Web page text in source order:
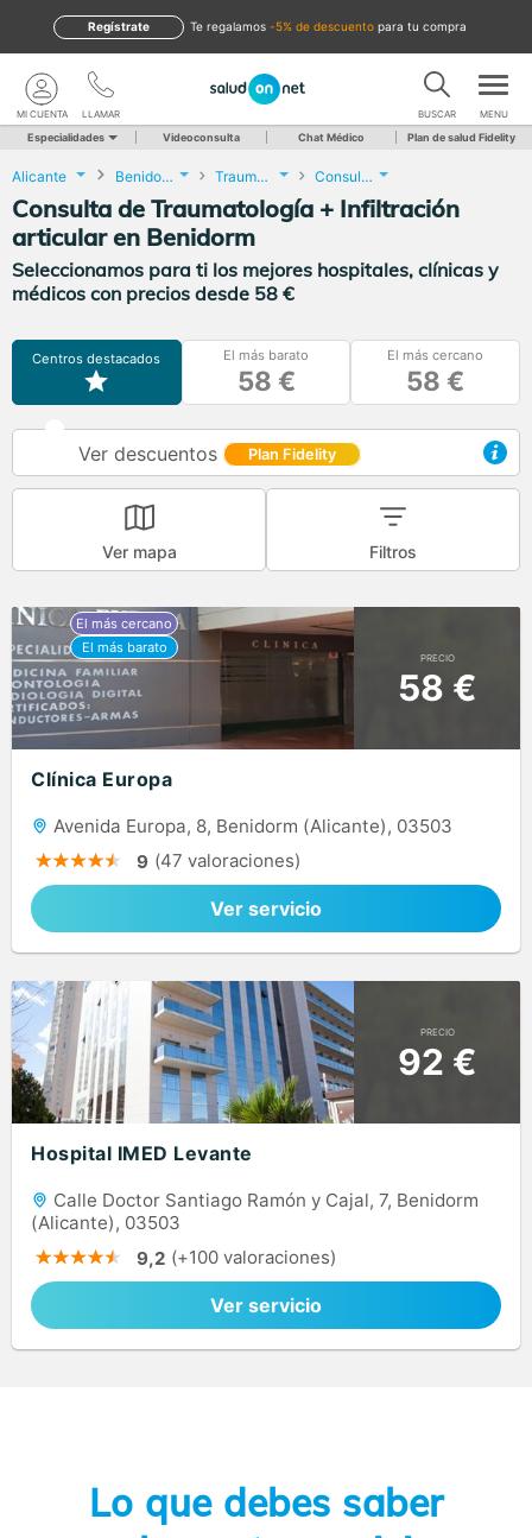
te regalamos -5% de descuento para tu compra
Regístrate
LLAMAR
MI CUENTA BUSCAR MENU
Especialidades Videoconsulta Chat Médico Plan de salud Fidelity
Alicante Benidorm Traumatología y Cirugía Ortopédica Consulta de Traumatología + Infiltración articular
Consulta de Traumatología + Infiltración
articular en Benidorm
Seleccionamos para ti los mejores hospitales, clínicas y
médicos con precios desde 58 €
Centros destacados El más barato
58 €
El más cercano
58 €
Ver descuentos Plan Fidelity
Ver mapa Filtros
PRECIO
58 €
Clínica Europa
Avenida Europa, 8, Benidorm (Alicante), 03503
9 (47 valoraciones)
Ver servicio
PRECIO
92 €
Hospital IMED Levante
Calle Doctor Santiago Ramón y Cajal, 7, Benidorm
(Alicante), 03503
9,2 (+100 valoraciones)
Ver servicio
Lo que debes saber